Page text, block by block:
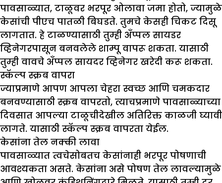
पावसाळ्यात, टाळूवर भरपूर ओलावा जमा होतो, ज्यामुळे
केसांची पीएच पातळी बिघडते. तुमचे केसही चिकट दिसू
लागतात. हे टाळण्यासाठी तुम्ही अँप्पल सायडर
व्हिनेगरपासून बनवलेले शाम्पू वापरू शकता. यासाठी
तुम्ही वावचे अँप्पल सायदर व्हिनेगर खरेदी करू शकता.
स्कॅल्प स्क्रब वापरा
ज्याप्रमाणे आपण आपला चेहरा स्वच्छ आणि चमकदार
बनवण्यासाठी स्क्रब वापरतो, त्याचप्रमाणे पावसाळ्याच्या
दिवसात आपल्या टाळूचीदेखील अतिरिक्त काळजी घ्यावी
लागते. यासाठी स्कॅल्प स्क्रब वापरता येईल.
केसांना तेल नक्की लावा
पावसाळ्यात त्वचेसोबतच केसांनाही भरपूर पोषणाची
आवश्यकता असते. केसांना असे पोषण तेल लावल्यामुळे